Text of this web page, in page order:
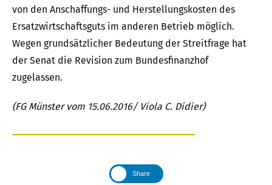
von den Anschaffungs- und Herstellungskosten des
Ersatzwirtschaftsguts im anderen Betrieb möglich.
Wegen grundsätzlicher Bedeutung der Streitfrage hat
der Senat die Revision zum Bundesfinanzhof
zugelassen.
(FG Münster vom 15.06.2016/ Viola C. Didier)
Share